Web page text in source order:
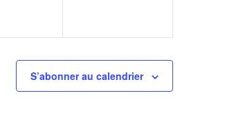
S’abonner au calendrier